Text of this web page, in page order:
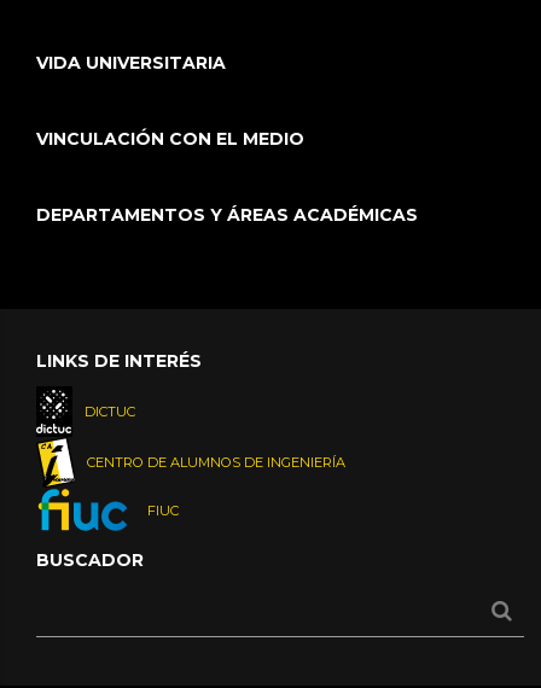
VIDA UNIVERSITARIA
VINCULACIÓN CON EL MEDIO
DEPARTAMENTOS Y ÁREAS ACADÉMICAS
LINKS DE INTERÉS
DICTUC
CENTRO DE ALUMNOS DE INGENIERÍA
FIUC
BUSCADOR